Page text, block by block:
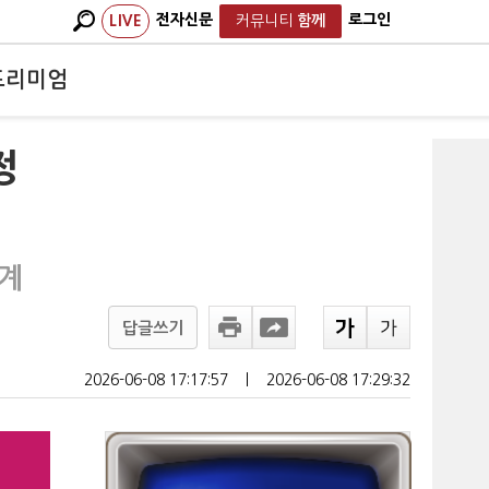
LIVE 전자신문 커뮤니티 함께 로그인
리미엄
답글쓰기
2026-06-08 17:17:57 2026-06-08 17:29:32